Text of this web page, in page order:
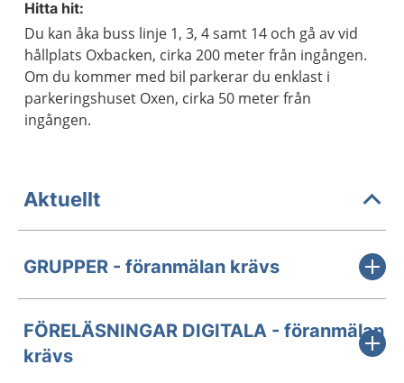
Hitta hit:
Du kan åka buss linje 1, 3, 4 samt 14 och gå av vid
hållplats Oxbacken, cirka 200 meter från ingången.
Om du kommer med bil parkerar du enklast i
parkeringshuset Oxen, cirka 50 meter från
ingången.
Aktuellt
GRUPPER - föranmälan krävs
FÖRELÄSNINGAR DIGITALA - föranmälan
krävs